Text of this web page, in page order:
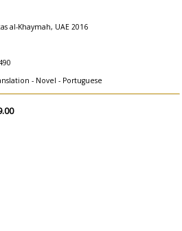
al-Khaymah, UAE 2016
- Novel - Portuguese